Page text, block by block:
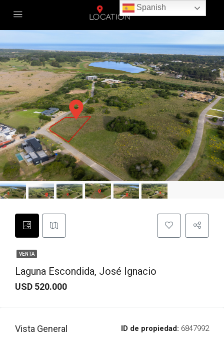
VENTA
Laguna Escondida, José Ignacio
USD 520.000
Vista General ID de propiedad: 6847992
Spanish